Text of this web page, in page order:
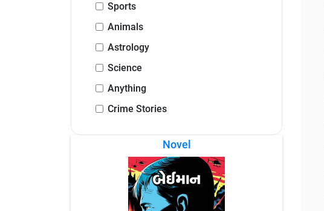
Sports
Animals
Astrology
Science
Anything
Crime Stories
Novel